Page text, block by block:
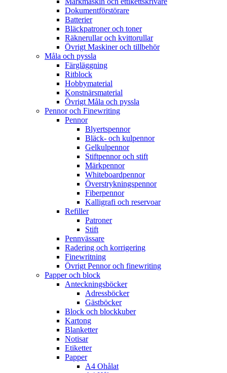
Dokumentförstörare
Batterier
Bläckpatroner och toner
Räknerullar och kvittorullar
Övrigt Maskiner och tillbehör
Måla och pyssla
Färgläggning
Ritblock
Hobbymaterial
Konstnärsmaterial
Övrigt Måla och pyssla
Pennor och Finewriting
Pennor
Blyertspennor
Bläck- och kulpennor
Gelkulpennor
Stiftpennor och stift
Märkpennor
Whiteboardpennor
Överstrykningspennor
Fiberpennor
Kalligrafi och reservoar
Refiller
Patroner
Stift
Pennvässare
Radering och korrigering
Finewritning
Övrigt Pennor och finewriting
Papper och block
Anteckningsböcker
Adressböcker
Gästböcker
Block och blockkuber
Kartong
Blanketter
Notisar
Etiketter
Papper
A4 Ohålat